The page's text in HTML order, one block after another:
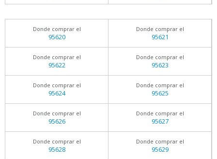
Donde comprar el
95620
Donde comprar el
95621
Donde comprar el
95622
Donde comprar el
95623
Donde comprar el
95624
Donde comprar el
95625
Donde comprar el
95626
Donde comprar el
95627
Donde comprar el
95628
Donde comprar el
95629